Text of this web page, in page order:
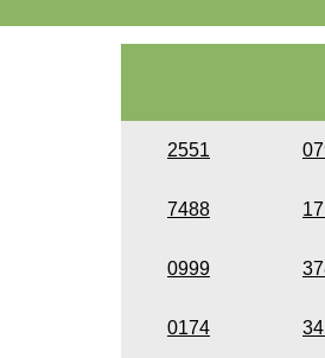
2551
7488
0999
0174